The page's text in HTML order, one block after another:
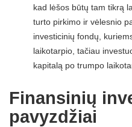
kad lėšos būtų tam tikrą
turto pirkimo ir vėlesnio
investicinių fondų,
laikotarpio, tačiau
kapitalą po trumpo
Finansinių
pavyzdžiai